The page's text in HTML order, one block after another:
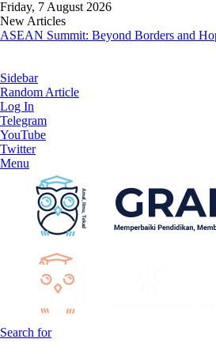
Friday, 7 August 2026
New Articles
ASEAN Summit: Beyond Borders and
Sidebar
Random Article
Log In
Telegram
YouTube
Twitter
Menu
Search for